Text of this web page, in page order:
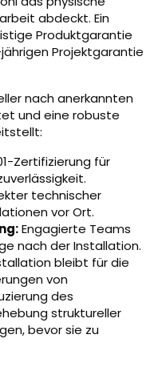
abdeckt. Ein
Produktgarantie
Projektgarantie
nach anerkannten
und eine robuste
Zertifizierung für
technischer
vor Ort.
Engagierte Teams
nach der Installation.
bleibt für die
von
des
struktureller
bevor sie zu